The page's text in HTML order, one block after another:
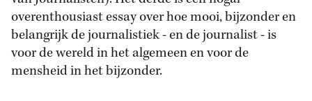
overenthousiast essay over hoe mooi, bijzonder en
belangrijk de journalistiek - en de journalist - is
voor de wereld in het algemeen en voor de
mensheid in het bijzonder.